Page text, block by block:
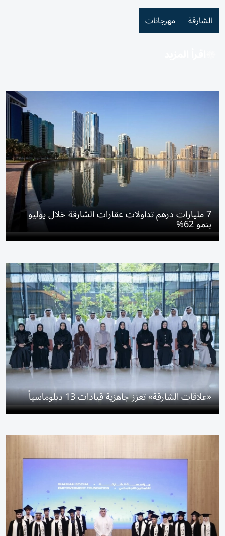
الشارقة مهرجانات
7 مليارات درهم تداولات عقارات الشارقة خلال يوليو
بنمو 62%
«علاقات الشارقة» تعزز جاهزية قيادات 13 دبلوماسياً